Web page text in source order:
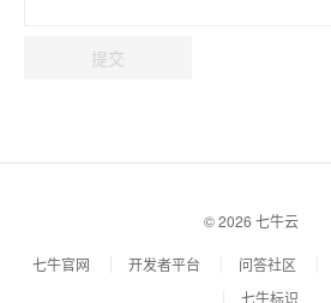
提交
© 2026 七牛云
七牛官网 开发者平台 问答社区
七牛标识